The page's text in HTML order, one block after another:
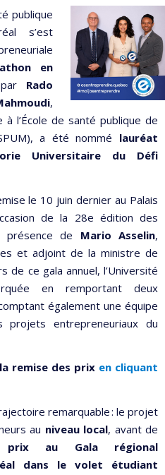
publique
s’est
en
Rado
,
l’École de santé publique de
a été nommé lauréat
Universitaire du Défi
le 10 juin dernier au Palais
de la 28e édition des
présence de Mario Asselin,
et adjoint de la ministre de
de ce gala annuel, l’Université
en remportant deux
également une équipe
projets entrepreneuriaux du
remise des prix en cliquant
remarquable : le projet
au niveau local, avant de
prix au Gala régional
dans le volet étudiant